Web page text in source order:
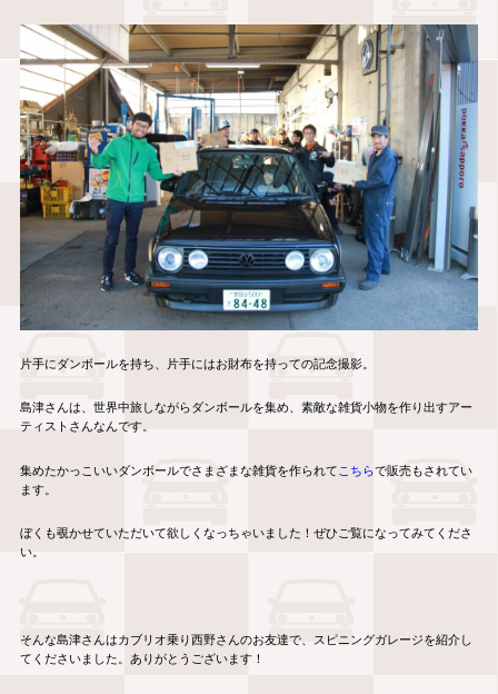
片手にダンボールを持ち、片手にはお財布を持っての記念撮影。
島津さんは、世界中旅しながらダンボールを集め、素敵な雑貨小物を作り出すアー
ティストさんなんです。
集めたかっこいいダンボールでさまざまな雑貨を作られて こちらで販売もされてい
ます。
ぼくも覗かせていただいて欲しくなっちゃいました！ぜひご覧になってみてくださ
い。
そんな島津さんはカブリオ乗り西野さんのお友達で、スピニングガレージを紹介し
てくださいました。ありがとうございます！